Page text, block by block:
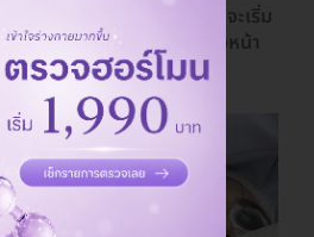
สงเลเซอร์ให้
คุณหมอก็จะเริ่ม
Pico Laser ไปยังบริเวณผิวหน้า